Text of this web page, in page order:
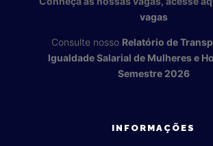
vagas
Consulte nosso Relatório de
Igualdade Salarial de Mulheres e
Semestre 2026
INFORMAÇÕES